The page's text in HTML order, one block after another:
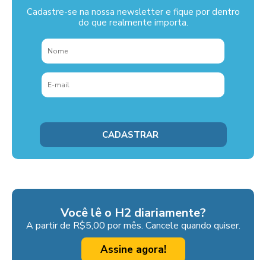
Cadastre-se na nossa newsletter e fique por dentro
do que realmente importa.
Você lê o H2 diariamente?
A partir de R$5,00 por mês. Cancele quando quiser.
Assine agora!